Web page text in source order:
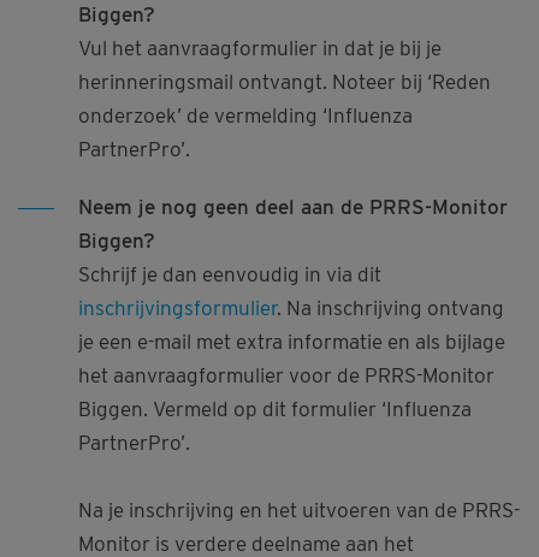
Biggen?
Vul het aanvraagformulier in dat je bij je
herinneringsmail ontvangt. Noteer bij ‘Reden
onderzoek’ de vermelding ‘Influenza
PartnerPro’.
Neem je nog geen deel aan de PRRS-Monitor
Biggen?
Schrijf je dan eenvoudig in via dit
inschrijvingsformulier. Na inschrijving ontvang
je een e-mail met extra informatie en als bijlage
het aanvraagformulier voor de PRRS-Monitor
Biggen. Vermeld op dit formulier ‘Influenza
PartnerPro’.
Na je inschrijving en het uitvoeren van de PRRS-
Monitor is verdere deelname aan het